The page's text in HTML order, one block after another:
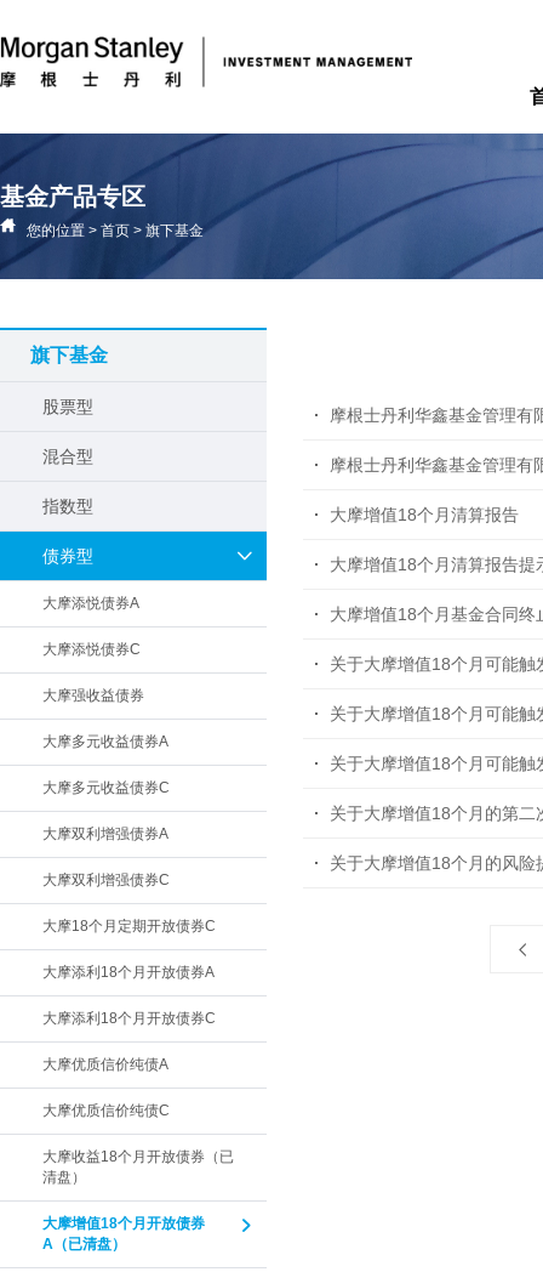
基金产品专区
您的位置 > 首页 > 旗下基金
旗下基金
股票型
混合型
指数型
债券型
大摩添悦债券A
大摩添悦债券C
大摩强收益债券
大摩多元收益债券A
大摩多元收益债券C
大摩双利增强债券A
大摩双利增强债券C
大摩18个月定期开放债券C
大摩添利18个月开放债券A
大摩添利18个月开放债券C
大摩优质信价纯债A
大摩优质信价纯债C
大摩收益18个月开放债券（已
清盘）
大摩增值18个月开放债券
A（已清盘）
摩根士丹利华鑫基金管理有
大摩增值18个月清算报告
大摩增值18个月清算报告提
大摩增值18个月基金合同
关于大摩增值18个月可能
关于大摩增值18个月可能
关于大摩增值18个月可能
关于大摩增值18个月的第二
关于大摩增值18个月的风险